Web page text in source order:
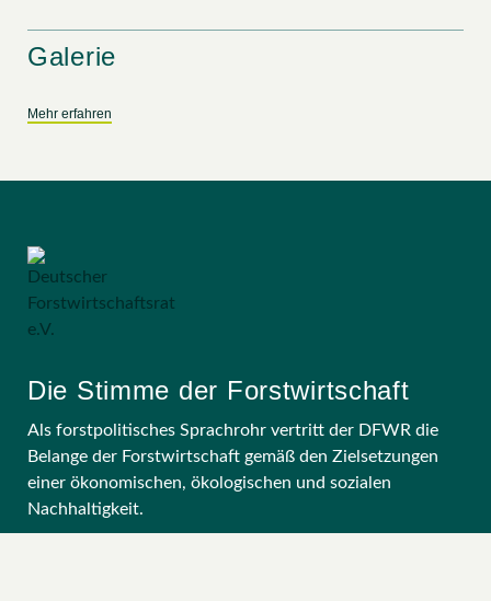
Galerie
Mehr erfahren
Die Stimme der Forstwirtschaft
Als forstpolitisches Sprachrohr vertritt der DFWR die
Belange der Forstwirtschaft gemäß den Zielsetzungen
einer ökonomischen, ökologischen und sozialen
Nachhaltigkeit.